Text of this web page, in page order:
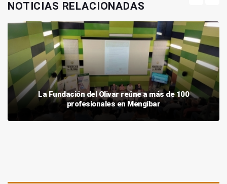
NOTICIAS RELACIONADAS
La Fundación del Olivar reúne a más de 100
profesionales en Mengíbar